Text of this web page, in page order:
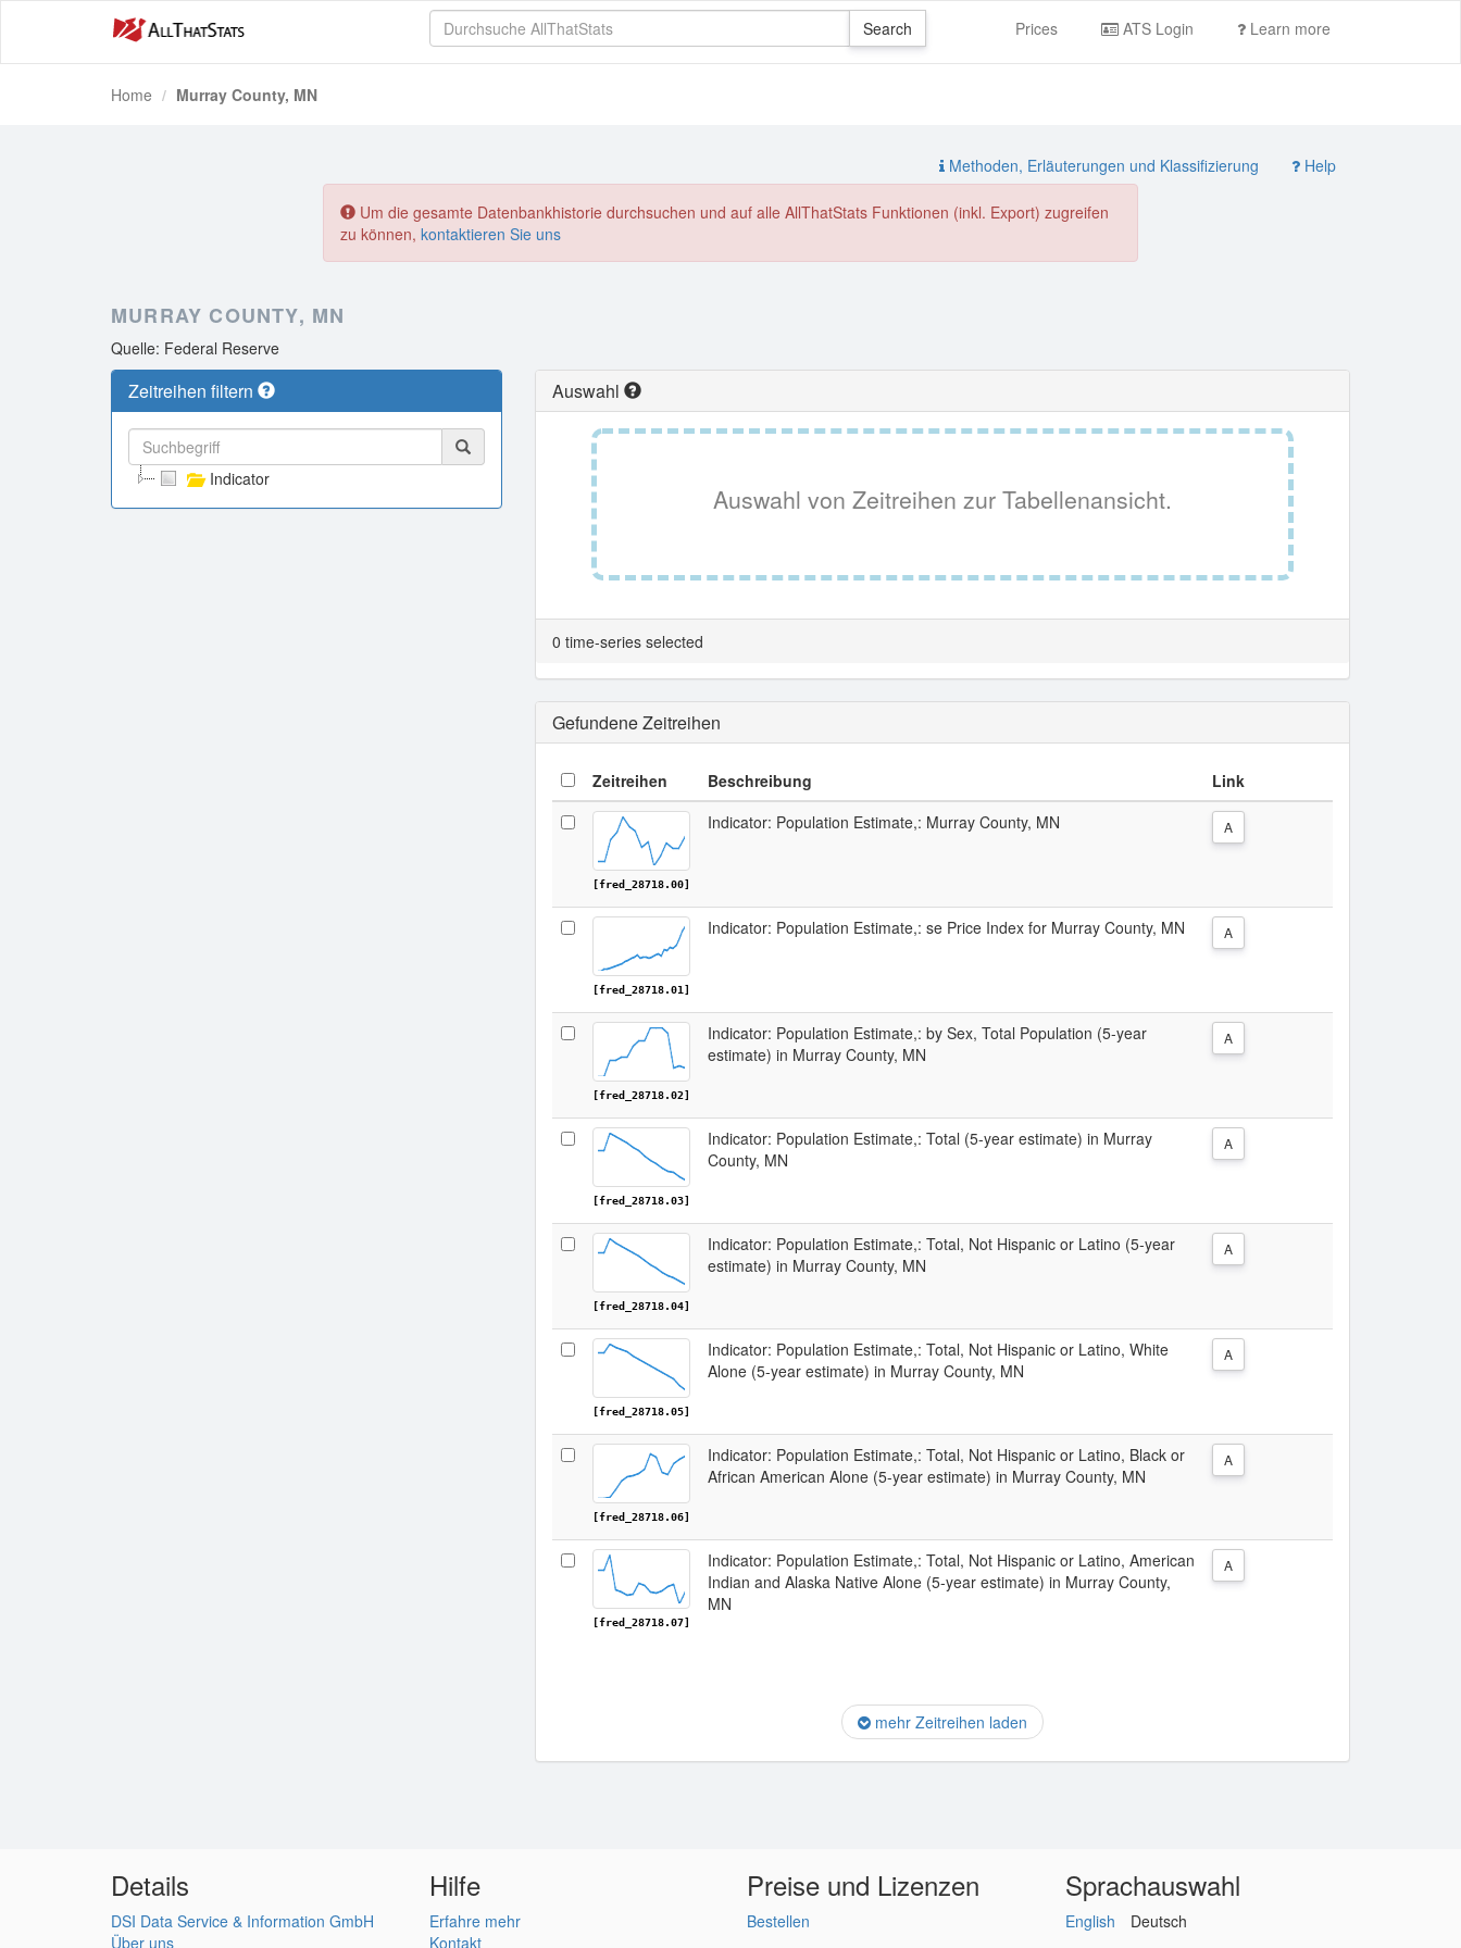
Prices ATS Login Learn more
Home Murray County, MN
Methoden, Erläuterungen und Klassifizierung Help
Um die gesamte Datenbankhistorie durchsuchen und auf alle AllThatStats Funktionen (inkl. Export) zugreifen
zu können, kontaktieren Sie uns
MURRAY COUNTY, MN
Quelle: Federal Reserve
Zeitreihen filtern
Indicator
Auswahl
Auswahl von Zeitreihen zur Tabellenansicht.
0 time-series selected
Gefundene Zeitreihen
Zeitreihen Beschreibung Link
[fred_28718.00]
Indicator: Population Estimate,: Murray County, MN A
[fred_28718.01]
Indicator: Population Estimate,: se Price Index for Murray County, MN A
[fred_28718.02]
Indicator: Population Estimate,: by Sex, Total Population (5-year
estimate) in Murray County, MN
A
[fred_28718.03]
Indicator: Population Estimate,: Total (5-year estimate) in Murray
County, MN
A
[fred_28718.04]
Indicator: Population Estimate,: Total, Not Hispanic or Latino (5-year
estimate) in Murray County, MN
A
[fred_28718.05]
Indicator: Population Estimate,: Total, Not Hispanic or Latino, White
Alone (5-year estimate) in Murray County, MN
A
[fred_28718.06]
Indicator: Population Estimate,: Total, Not Hispanic or Latino, Black or
African American Alone (5-year estimate) in Murray County, MN
A
[fred_28718.07]
Indicator: Population Estimate,: Total, Not Hispanic or Latino, American
Indian and Alaska Native Alone (5-year estimate) in Murray County,
MN
A
mehr Zeitreihen laden
Details
DSI Data Service & Information GmbH
Über uns
Hilfe
Erfahre mehr
Kontakt
Preise und Lizenzen
Bestellen
Sprachauswahl
English Deutsch